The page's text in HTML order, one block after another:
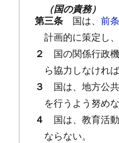
（国の責務）
第三条 国は、 前条
計画的に策定し
２ 国の関係行政
ら協力しなけれ
３ 国は、地方公
を行うよう努め
４ 国は、教育活
ならない。